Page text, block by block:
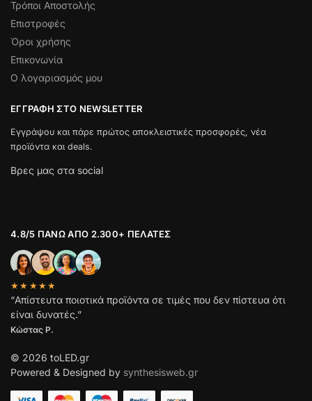
Τρόποι Αποστολής
Επιστροφές
Όροι χρήσης
Επικονωνία
Ο λογαριασμός μου
ΕΓΓΡΑΦΉ ΣΤΟ NEWSLETTER
Εγγράψου και πάρε πρώτος αποκλειστικές προσφορές, νέα
προϊόντα και deals.
Βρες μας στα social
4.8/5 ΠΆΝΩ ΑΠΌ 2.300+ ΠΕΛΆΤΕΣ
★★★★★
“Απίστευτα ποιοτικά προϊόντα σε τιμές που δεν πίστευα ότι
είναι δυνατές.”
Κώστας Ρ.
© 2026 toLED.gr
Powered & Designed by synthesisweb.gr